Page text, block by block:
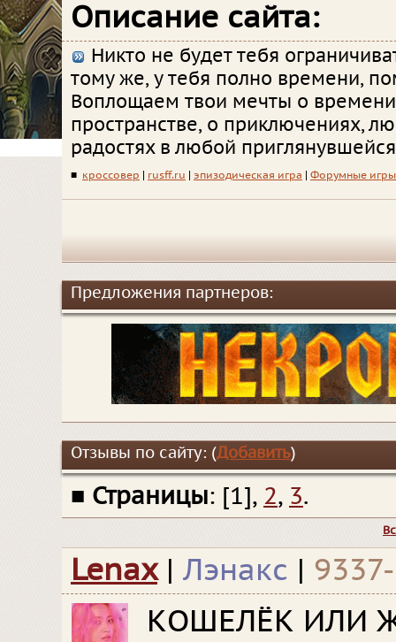
Описание сайта:
Никто не будет тебя
тому же, у тебя полно времени,
Воплощаем твои мечты о
пространстве, о приключениях,
радостях в любой
■ кроссовер rusff.ru эпизодическая игра Форумные игры
Предложения партнеров:
Отзывы по сайту: (Добавить)
■ Страницы: [1], 2, 3.
Lenax | Лэнакс |
КОШЕЛЁК ИЛИ